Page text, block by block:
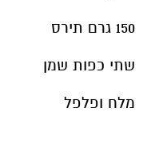
150 גרם תירס
שתי כפות שמן
מלח ופלפל